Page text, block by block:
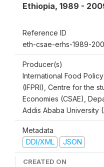
Ethiopia, 1989 -
Reference ID
eth-csae-erhs-1989-
Producer(s)
International Food
(IFPRI), Centre for the
Economies (CSAE),
Addis Ababa University
Metadata
DDI/XML
JSON
CREATED ON